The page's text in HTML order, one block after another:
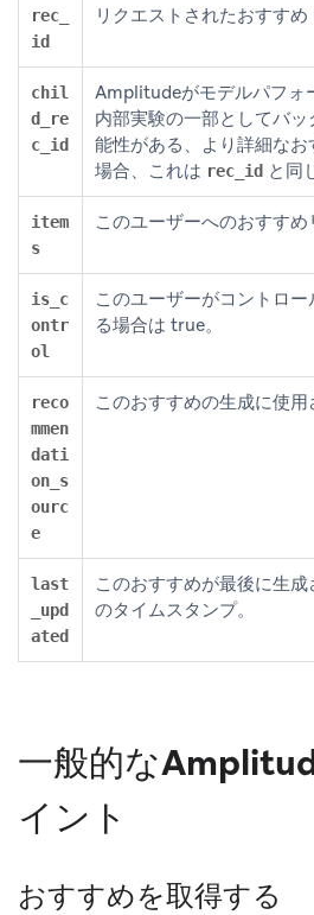
rec_
id
リクエストされたおすすめ
chil
d_re
c_id
Amplitudeがモデルパフォ
内部実験の一部としてバ
能性がある、より詳細な
場合、これは rec_id と同
item
s
このユーザーへのおすすめ
is_c
ontr
ol
このユーザーがコントロ
る場合は true。
reco
mmen
dati
on_s
ourc
e
このおすすめの生成に使用
last
_upd
ated
このおすすめが最後に生
のタイムスタンプ。
一般的な
イント
おすすめを取得する